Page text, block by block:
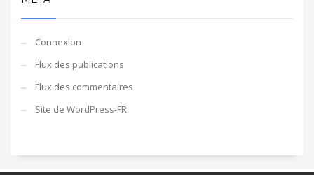
Connexion
Flux des publications
Flux des commentaires
Site de WordPress-FR